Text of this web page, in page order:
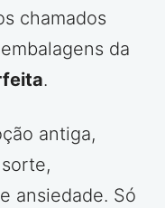
chamados
da
.
antiga,
ansiedade. Só